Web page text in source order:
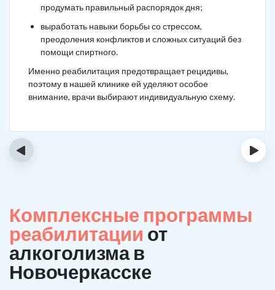
продумать правильный распорядок дня;
выработать навыки борьбы со стрессом,
преодоления конфликтов и сложных ситуаций без
помощи спиртного.
Именно реабилитация предотвращает рецидивы,
поэтому в нашей клинике ей уделяют особое
внимание, врачи выбирают индивидуальную схему.
‹ ›
Комплексные программы
реабилитации от
алкоголизма в
Новочеркасске